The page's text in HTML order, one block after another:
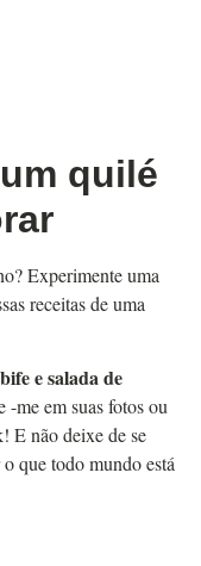
quilé
Experimente uma
receitas de uma
e salada de
me em suas fotos ou
E não deixe de se
que todo mundo está